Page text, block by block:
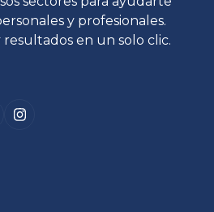
y profesionales.
resultados en un solo clic.
Instagram